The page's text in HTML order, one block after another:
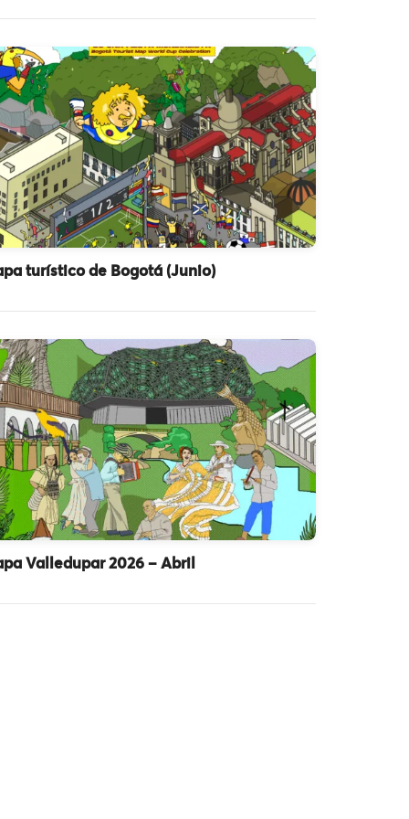
turístico de Bogotá (Junio)
Valledupar 2026 – Abril